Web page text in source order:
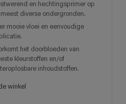
en hechtingsprimer op
diverse ondergronden.
mooie vloei en eenvoudige
het doorbloeden van
kleurstoffen en/of
inhoudstoffen.
winkel